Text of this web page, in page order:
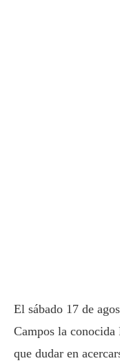
El sábado 17 de
Campos la
que dudar en